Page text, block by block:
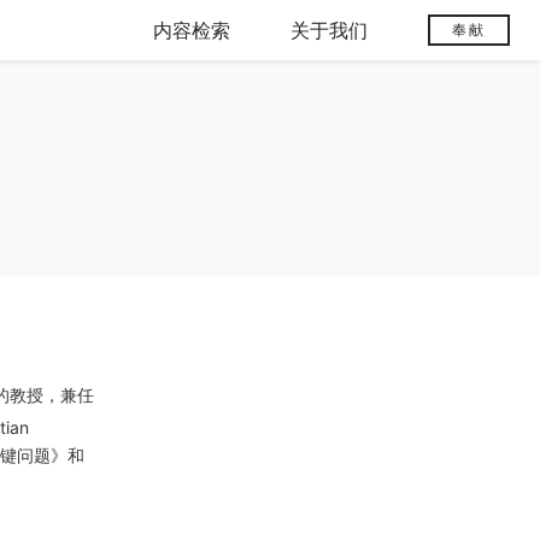
内容检索 关于我们 奉献
教授，兼任
问题》和